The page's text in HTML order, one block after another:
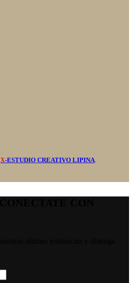
X-ESTUDIO CREATIVO LIPINA